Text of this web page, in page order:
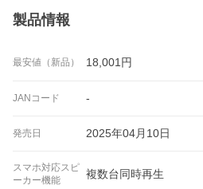
製品情報
最安値（新品） 18,001 円
JANコード -
発売日 2025年04月10日
スマホ対応スピ
ーカー機能
複数台同時再生